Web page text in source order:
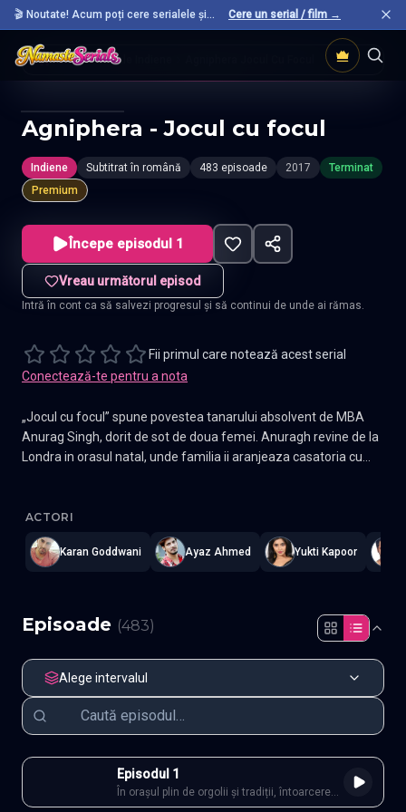
🎬 Noutate! Acum poți cere serialele și
filmele preferate care nu sunt încă pe site.
Cere un serial / film →
Acasă Seriale Indiene
Agniphera - Jocul cu focul
Indiene Subtitrat în română 483 episoade 2017
Terminat
Premium
Începe episodul 1
Vreau următorul episod
Intră în cont ca să salvezi progresul și să continui de unde ai rămas.
Fii primul care notează acest serial
Conectează-te pentru a nota
„Jocul cu focul” spune povestea tanarului absolvent de MBA
Anurag Singh, dorit de sot de doua femei. Anuragh revine de la
Londra in orasul natal, unde familia ii aranjeaza casatoria cu
se insoare cu tanara studenta, in ziua nuntii se intampla un
eveniment neprevazut, care le schimba tuturor destinul. La un
moment dat, actiunea sufera un salt in timp de 20 de ani,
ACTORI
Karan Goddwani Ayaz Ahmed Yukti Kapoor
Episoade (483)
Alege intervalul
Episodul 1
În orașul plin de orgolii și tradiții, întoarcerea
lui Anurag Singh de la Londra aprinde